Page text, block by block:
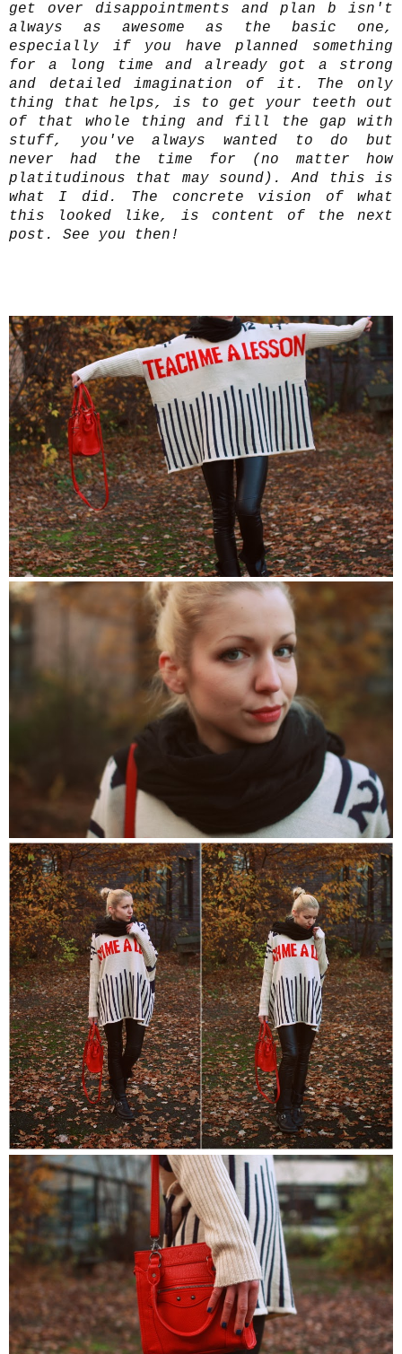
get over disappointments and plan b isn't
always as awesome as the basic one,
especially if you have planned something
for a long time and already got a strong
and detailed imagination of it. The only
thing that helps, is to get your teeth out
of that whole thing and fill the gap with
stuff, you've always wanted to do but
never had the time for (no matter how
platitudinous that may sound). And this is
what I did. The concrete vision of what
this looked like, is content of the next
post. See you then!